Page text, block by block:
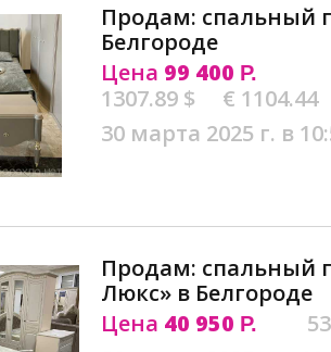
Продам: спальный
Белгороде
Цена 99 400 Р.
1307.89 $
€ 1104.44
30 марта 2025 г. в
Продам: спальный
Люкс» в Белгороде
Цена 40 950 Р.